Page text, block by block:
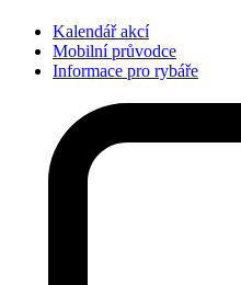
Kalendář akcí
Mobilní průvodce
Informace pro rybáře